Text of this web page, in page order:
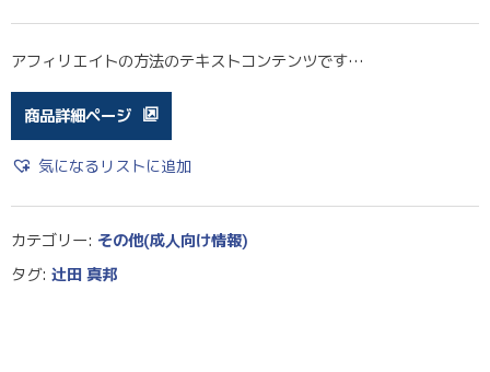
アフィリエイトの方法のテキストコンテンツです…
商品詳細ページ
気になるリストに追加
カテゴリー: その他(成人向け情報)
タグ: 辻田 真邦